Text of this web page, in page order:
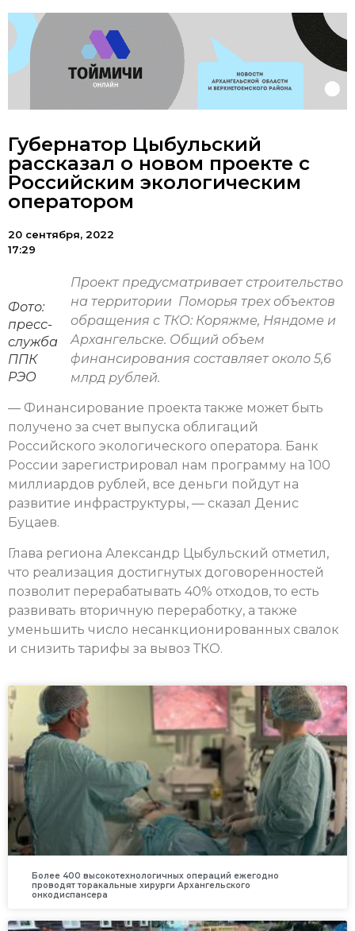
Губернатор Цыбульский
рассказал о новом проекте с
Российским экологическим
оператором
20 сентября, 2022
17:29
Фото:
пресс-
служба
ППК
РЭО
Проект предусматривает строительство
на территории Поморья трех объектов
обращения с ТКО: Коряжме, Няндоме и
Архангельске. Общий объем
финансирования составляет около 5,6
млрд рублей.
— Финансирование проекта также может быть
получено за счет выпуска облигаций
Российского экологического оператора. Банк
России зарегистрировал нам программу на 100
миллиардов рублей, все деньги пойдут на
развитие инфраструктуры, — сказал Денис
Буцаев.
Глава региона Александр Цыбульский отметил,
что реализация достигнутых договоренностей
позволит перерабатывать 40% отходов, то есть
развивать вторичную переработку, а также
уменьшить число несанкционированных свалок
и снизить тарифы за вывоз ТКО.
Более 400 высокотехнологичных операций ежегодно
проводят торакальные хирурги Архангельского
онкодиспансера